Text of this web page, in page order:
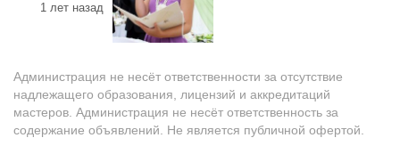
1 лет назад
Администрация не несёт ответственности за отсутствие
надлежащего образования, лицензий и аккредитаций
мастеров. Администрация не несёт ответственность за
содержание объявлений. Не является публичной офертой.